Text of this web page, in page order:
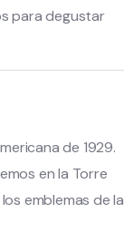
para degustar
de 1929.
en la Torre
emblemas de la